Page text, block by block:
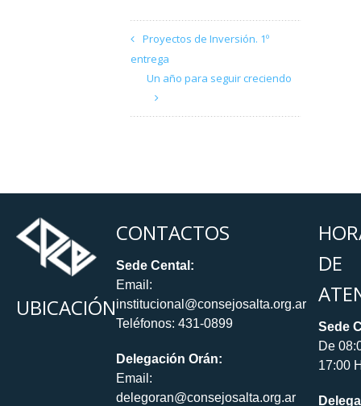
Proyectos de Inversión. 1º
entrega
Un año para seguir creciendo
UBICACIÓN
CONTACTOS
Sede Cental:
Email:
institucional@consejosalta.org.ar
Teléfonos: 431-0899
Delegación Orán:
Email:
delegoran@consejosalta.org.ar
DE
Sede
De
17:00